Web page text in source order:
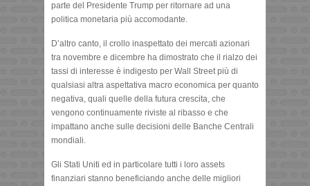
parte del Presidente Trump per ritornare ad una
politica monetaria più accomodante.
D’altro canto, il crollo inaspettato dei mercati azionari
tra novembre e dicembre ha dimostrato che il rialzo dei
tassi di interesse è indigesto per Wall Street più di
qualsiasi altra aspettativa macro economica per quanto
negativa, quali quelle della futura crescita, che
vengono continuamente riviste al ribasso e che
impattano anche sulle decisioni delle Banche Centrali
mondiali.
Gli Stati Uniti ed in particolare tutti i loro assets
finanziari stanno beneficiando anche delle migliori